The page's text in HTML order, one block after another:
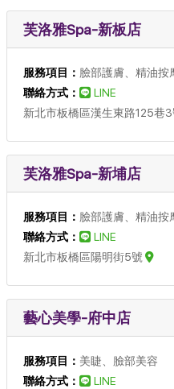
芙洛雅Spa-新板店
服務項目： 臉部護膚、精油按
聯絡方式：
LINE
新北市板橋區漢生東路125巷3
芙洛雅Spa-新埔店
服務項目： 臉部護膚、精油按
聯絡方式：
LINE
新北市板橋區陽明街5號
藝心美學-府中店
服務項目： 美睫、臉部美容
聯絡方式：
LINE